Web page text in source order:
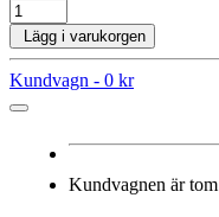
Lägg i varukorgen
Kundvagn - 0 kr
Kundvagnen är tom